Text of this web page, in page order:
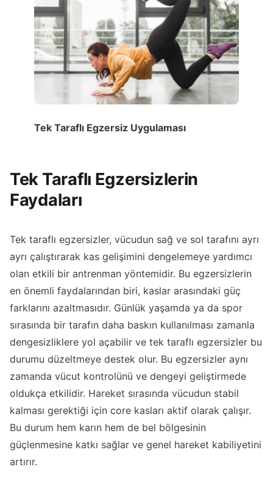
Tek Taraflı Egzersiz Uygulaması
Tek Taraflı Egzersizlerin
Faydaları
Tek taraflı egzersizler, vücudun sağ ve sol tarafını ayrı
ayrı çalıştırarak kas gelişimini dengelemeye yardımcı
olan etkili bir antrenman yöntemidir. Bu egzersizlerin
en önemli faydalarından biri, kaslar arasındaki güç
farklarını azaltmasıdır. Günlük yaşamda ya da spor
sırasında bir tarafın daha baskın kullanılması zamanla
dengesizliklere yol açabilir ve tek taraflı egzersizler bu
durumu düzeltmeye destek olur. Bu egzersizler aynı
zamanda vücut kontrolünü ve dengeyi geliştirmede
oldukça etkilidir. Hareket sırasında vücudun stabil
kalması gerektiği için core kasları aktif olarak çalışır.
Bu durum hem karın hem de bel bölgesinin
güçlenmesine katkı sağlar ve genel hareket kabiliyetini
artırır.